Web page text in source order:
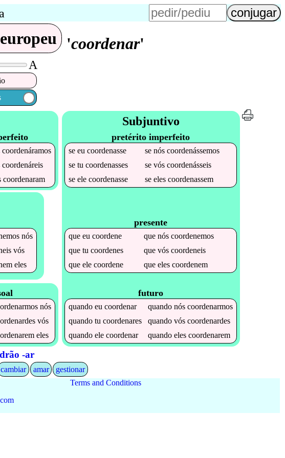
europeu 'coordenar'
A
coordenáramos
coordenáreis
coordenaram
nós
vós
eles
nós
vós
eles
Subjuntivo
pretérito imperfeito
seeucoordenasse senóscoordenássemos
setucoordenasses sevóscoordenásseis
seelecoordenasse seelescoordenassem
presente
queeucoordene quenóscoordenemos
quetucoordenes quevóscoordeneis
queelecoordene queelescoordenem
futuro
quandoeucoordenar quandonóscoordenarmos
quandotucoordenares quandovóscoordenardes
quandoelecoordenar quandoelescoordenarem
-ar
cambiar amar
gestionar
Terms and Conditions
com